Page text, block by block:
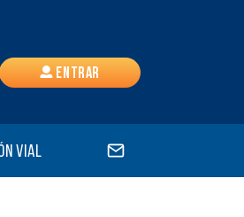
Entrar
vial